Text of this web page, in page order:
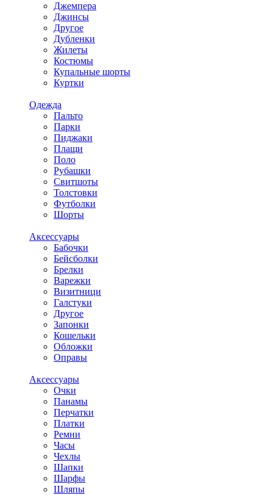
Джемпера
Джинсы
Другое
Дубленки
Жилеты
Костюмы
Купальные шорты
Куртки
Одежда
Пальто
Парки
Пиджаки
Плащи
Поло
Рубашки
Свитшоты
Толстовки
Футболки
Шорты
Аксессуары
Бабочки
Бейсболки
Брелки
Варежки
Визитници
Галстуки
Другое
Запонки
Кошельки
Обложки
Оправы
Аксессуары
Очки
Панамы
Перчатки
Платки
Ремни
Часы
Чехлы
Шапки
Шарфы
Шляпы